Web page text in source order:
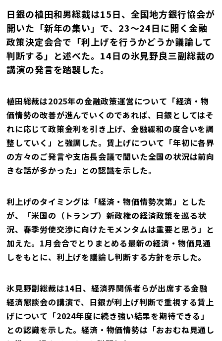
日銀の植田和男総裁は15日、全国地方銀行協会が
開いた「新年の集い」で、23〜24日に開く金融
政策決定会合で「利上げを行うかどうか議論して
判断する」と述べた。14日の氷見野良三副総裁の
講演の発言を踏襲した。
植田総裁は2025年の金融政策運営について「経済・物
価情勢の改善が進んでいくのであれば、日銀としてはそ
れに応じて政策金利を引き上げ、金融緩和の度合いを調
整していく」と強調した。賃上げについて「年初に各界
の方々のご発言や支店長会議で聞いた全国の状況は前向
きな話が多かった」との認識を示した。
利上げのタイミングは「経済・物価情勢次第」とした
が、「米国の（トランプ）新政権の経済政策を巡る状
況、春季労使交渉に向けたモメンタムは重要と思う」と
加えた。1月会合でとりまとめる最新の経済・物価見通
しをもとに、利上げを議論し判断する方針を示した。
氷見野副総裁は14日、経済界関係者らが出席する金融
経済懇談会の講演で、日銀が利上げ判断で重視する賃上
げについて「2024年度に続き強い結果を期待できる」
との認識を示した。経済・物価情勢は「おおむね見通し